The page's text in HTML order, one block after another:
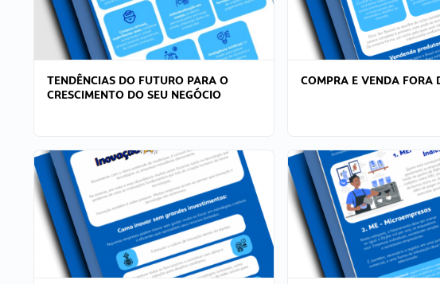
TENDÊNCIAS DO FUTURO PARA O
CRESCIMENTO DO SEU NEGÓCIO
COMPRA E VENDA FORA